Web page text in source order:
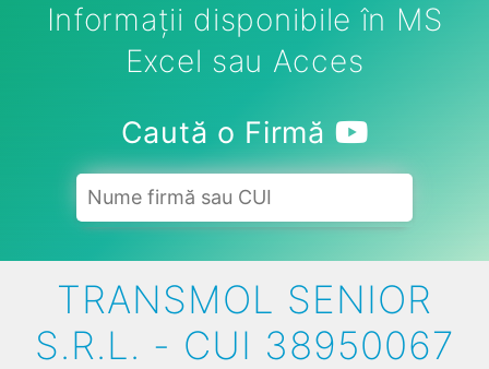
Informații disponibile în MS
Excel sau Acces
Caută o Firmă
TRANSMOL SENIOR
S.R.L. - CUI 38950067